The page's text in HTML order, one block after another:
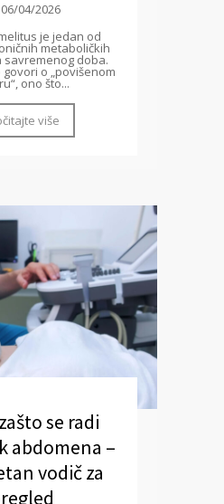
06/04/2026
je jedan od
metaboličkih
savremenog doba.
o „povišenom
ono što...
više
se radi
abdomena –
vodič za